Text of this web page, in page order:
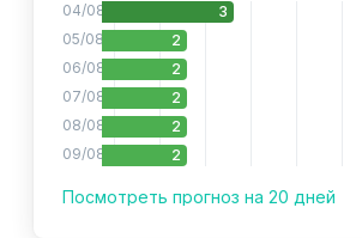
04/08
3
05/08
2
06/08
2
07/08
2
08/08
2
09/08
2
Посмотреть прогноз на 20 дней